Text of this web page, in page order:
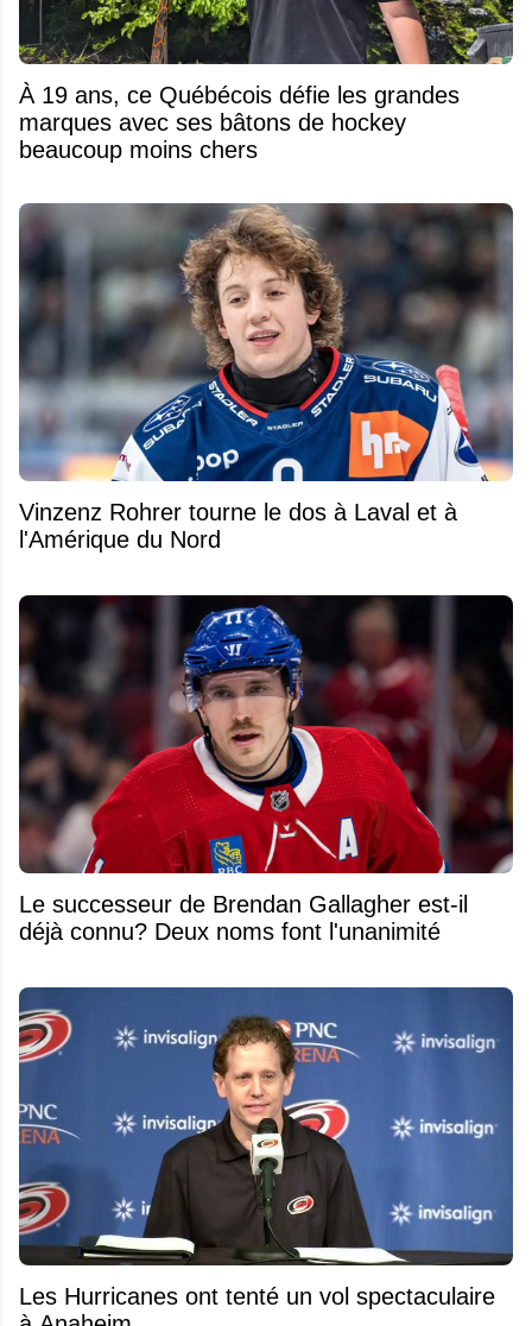
À 19 ans, ce Québécois défie les grandes
marques avec ses bâtons de hockey
beaucoup moins chers
Vinzenz Rohrer tourne le dos à Laval et à
l'Amérique du Nord
Le successeur de Brendan Gallagher est-il
déjà connu? Deux noms font l'unanimité
Les Hurricanes ont tenté un vol spectaculaire